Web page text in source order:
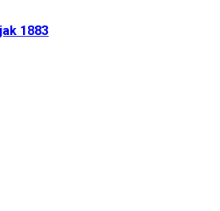
1883